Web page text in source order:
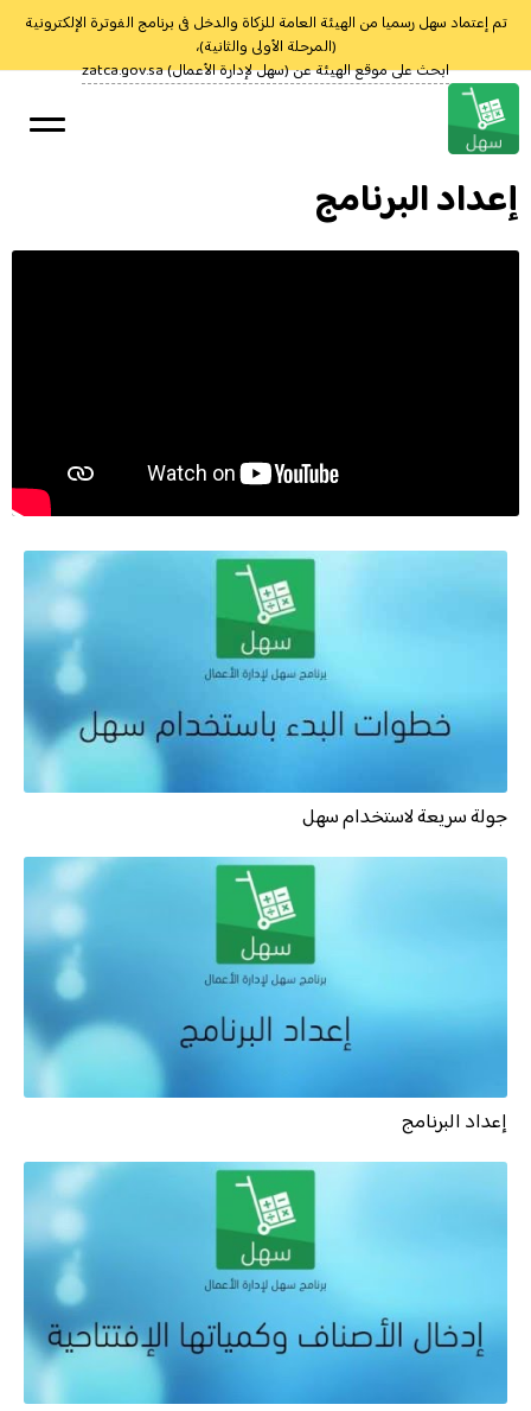
تم إعتماد سهل رسميا من الهيئة العامة للزكاة والدخل فى برنامج الفوترة الإلكترونية
(المرحلة الأولى والثانية)،
ابحث على موقع الهيئة عن (سهل لإدارة الأعمال) zatca.gov.sa
الدعم الفنى
الموزعين
تسجيل الدخول
إعداد البرنامج
جولة سريعة لاستخدام سهل
إعداد البرنامج